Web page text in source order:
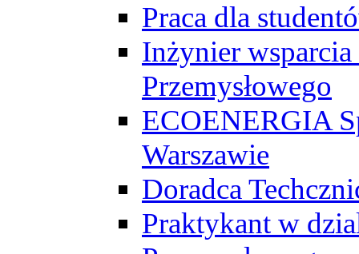
Praca dla
Inżynier wsparcia
Przemysłowego
ECOENERGIA
Warszawie
Doradca
Praktykant w